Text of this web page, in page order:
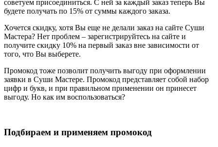
советуем присоединиться. С ней за каждый заказ теперь Вы
будете получать по 15% от суммы каждого заказа.
Хочется скидку, хотя Вы еще не делали заказ на сайте Суши
Мастера? Нет проблем – зарегистрируйтесь на сайте и
получите скидку 10% на первый заказ вне зависимости от
того, что Вы выберете.
Промокод тоже позволит получить выгоду при оформлении
заявки в Суши Мастере. Промокод представляет собой набор
цифр и букв, и при правильном применении он принесет
выгоду. Но как им воспользоваться?
Подбираем и применяем промокод